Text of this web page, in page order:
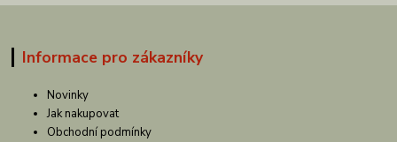
Informace pro zákazníky
Novinky
Jak nakupovat
Obchodní podmínky